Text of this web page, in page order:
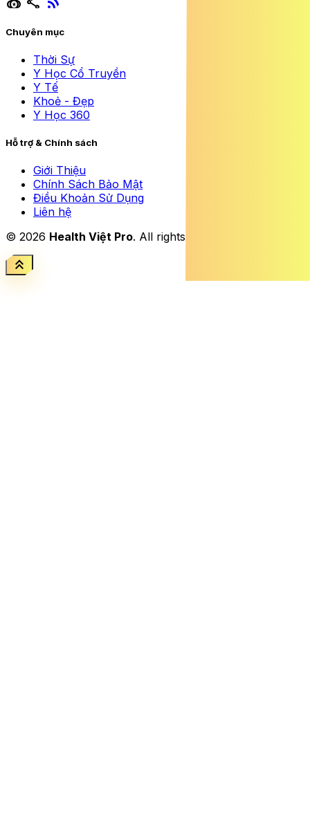
Chuyên mục
Thời Sự
Y Học Cổ Truyền
Y Tế
Khoẻ - Đẹp
Y Học 360
Hỗ trợ & Chính sách
Giới Thiệu
Chính Sách Bảo Mật
Điều Khoản Sử Dụng
Liên hệ
© 2026 Health Việt Pro. All rights reserved.
keyboard_double_arrow_up